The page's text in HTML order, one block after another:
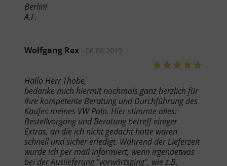
Berlin!
A.F.
Wolfgang Rex - 06.06.2019
Hallo Herr Thobe,
bedanke mich hiermit nochmals ganz herzlich für
Ihre kompetente Beratung und Durchführung des
Kaufes meines VW Polo. Hier stimmte alles:
Bestellvorgang und Beratung betreff einiger
Extras, an die ich nicht gedacht hatte waren
schnell und sicher erledigt. Während der Lieferzeit
wurde ich per mail informiert, wenn irgendetwas
bei der Auslieferung "vorwärtsging", wie z.B.